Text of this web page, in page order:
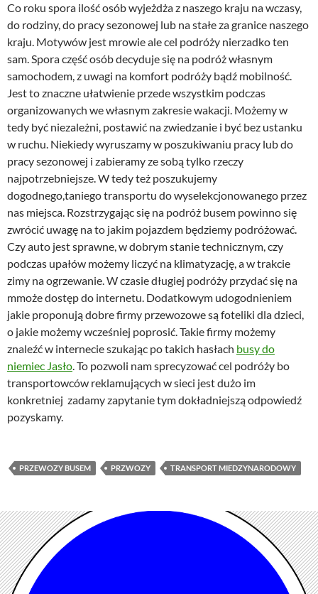
Co roku spora ilość osób wyjeżdża z naszego kraju na wczasy,
do rodziny, do pracy sezonowej lub na stałe za granice naszego
kraju. Motywów jest mrowie ale cel podróży nierzadko ten
sam. Spora część osób decyduje się na podróż własnym
samochodem, z uwagi na komfort podróży bądź mobilność.
Jest to znaczne ułatwienie przede wszystkim podczas
organizowanych we własnym zakresie wakacji. Możemy w
tedy być niezależni, postawić na zwiedzanie i być bez ustanku
w ruchu. Niekiedy wyruszamy w poszukiwaniu pracy lub do
pracy sezonowej i zabieramy ze sobą tylko rzeczy
najpotrzebniejsze. W tedy też poszukujemy
dogodnego,taniego transportu do wyselekcjonowanego przez
nas miejsca. Rozstrzygając się na podróż busem powinno się
zwrócić uwagę na to jakim pojazdem będziemy podróżować.
Czy auto jest sprawne, w dobrym stanie technicznym, czy
podczas upałów możemy liczyć na klimatyzację, a w trakcie
zimy na ogrzewanie. W czasie długiej podróży przydać się na
mmoże dostęp do internetu. Dodatkowym udogodnieniem
jakie proponują dobre firmy przewozowe są foteliki dla dzieci,
o jakie możemy wcześniej poprosić. Takie firmy możemy
znaleźć w internecie szukając po takich hasłach busy do
niemiec Jasło. To pozwoli nam sprecyzować cel podróży bo
transportowców reklamujących w sieci jest dużo im
konkretniej zadamy zapytanie tym dokładniejszą odpowiedź
pozyskamy.
PRZEWOZY BUSEM PRZWOZY TRANSPORT MIEDZYNARODOWY